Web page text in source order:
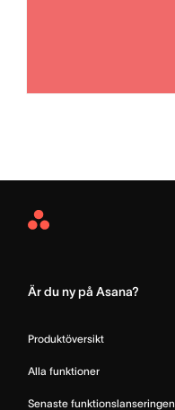
Asana
Är du ny på Asana?
Produktöversikt
Alla funktioner
Senaste funktionslanseringen